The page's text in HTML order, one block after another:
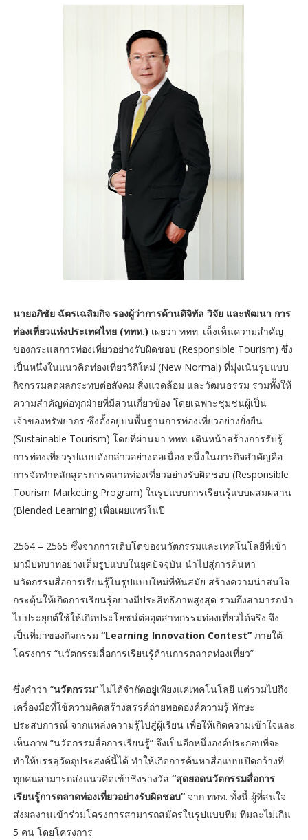
นายอภิชัย ฉัตรเฉลิมกิจ รองผู้ว่าการด้านดิจิทัล วิจัย และพัฒนา การ
ท่องเที่ยวแห่งประเทศไทย (ททท.) เผยว่า ททท. เล็งเห็นความสำคัญ
ของกระแสการท่องเที่ยวอย่างรับผิดชอบ (Responsible Tourism) ซึ่ง
เป็นหนึ่งในแนวคิดท่องเที่ยววิถีใหม่ (New Normal) ที่มุ่งเน้นรูปแบบ
กิจกรรมลดผลกระทบต่อสังคม สิ่งแวดล้อม และวัฒนธรรม รวมทั้งให้
ความสำคัญต่อทุกฝ่ายที่มีส่วนเกี่ยวข้อง โดยเฉพาะชุมชนผู้เป็น
เจ้าของทรัพยากร ซึ่งตั้งอยู่บนพื้นฐานการท่องเที่ยวอย่างยั่งยืน
(Sustainable Tourism) โดยที่ผ่านมา ททท. เดินหน้าสร้างการรับรู้
การท่องเที่ยวรูปแบบดังกล่าวอย่างต่อเนื่อง หนึ่งในภารกิจสำคัญคือ
การจัดทำหลักสูตรการตลาดท่องเที่ยวอย่างรับผิดชอบ (Responsible
Tourism Marketing Program) ในรูปแบบการเรียนรู้แบบผสมผสาน
(Blended Learning) เพื่อเผยแพร่ในปี
2564 – 2565 ซึ่งจากการเติบโตของนวัตกรรมและเทคโนโลยีที่เข้า
มามีบทบาทอย่างเต็มรูปแบบในยุคปัจจุบัน นำไปสู่การค้นหา
นวัตกรรมสื่อการเรียนรู้ในรูปแบบใหม่ที่ทันสมัย สร้างความน่าสนใจ
กระตุ้นให้เกิดการเรียนรู้อย่างมีประสิทธิภาพสูงสุด รวมถึงสามารถนำ
ไปประยุกต์ใช้ให้เกิดประโยชน์ต่ออุตสาหกรรมท่องเที่ยวได้จริง จึง
เป็นที่มาของกิจกรรม “Learning Innovation Contest”ภายใต้
โครงการ “นวัตกรรมสื่อการเรียนรู้ด้านการตลาดท่องเที่ยว”
ซึ่งคำว่า “นวัตกรรม” ไม่ได้จำกัดอยู่เพียงแค่เทคโนโลยี แต่รวมไปถึง
เครื่องมือที่ใช้ความคิดสร้างสรรค์ถ่ายทอดองค์ความรู้ ทักษะ
ประสบการณ์ จากแหล่งความรู้ไปสู่ผู้เรียน เพื่อให้เกิดความเข้าใจและ
เห็นภาพ “นวัตกรรมสื่อการเรียนรู้” จึงเป็นอีกหนึ่งองค์ประกอบที่จะ
ทำให้บรรลุวัตถุประสงค์นี้ได้ ทำให้เกิดการค้นหาสื่อแบบเปิดกว้างที่
ทุกคนสามารถส่งแนวคิดเข้าชิงรางวัล “สุดยอดนวัตกรรมสื่อการ
เรียนรู้การตลาดท่องเที่ยวอย่างรับผิดชอบ” จาก ททท. ทั้งนี้ ผู้ที่สนใจ
ส่งผลงานเข้าร่วมโครงการสามารถสมัครในรูปแบบทีม ทีมละไม่เกิน
5 คน โดยโครงการ